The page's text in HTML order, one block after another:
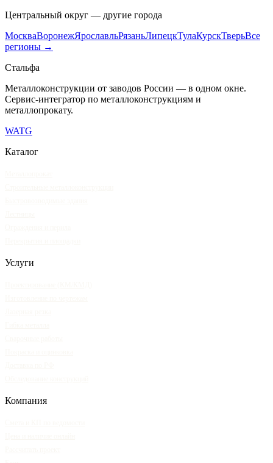
Центральный округ — другие города
МоскваВоронежЯрославльРязаньЛипецкТулаКурскТверьВсе
регионы →
Стальфа
Металлоконструкции от заводов России — в одном окне.
Сервис-интегратор по металлоконструкциям и
металлопрокату.
WATG
Каталог
Услуги
Компания